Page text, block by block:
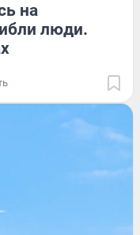
на
люди.